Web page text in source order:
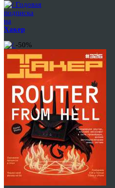
Годовая
подписка
на
Хакер
-50%